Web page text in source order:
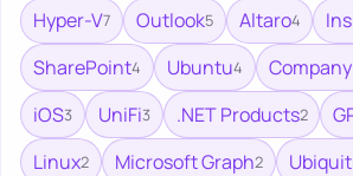
Hyper-V7 Outlook5 Altaro4
SharePoint4 Ubuntu4
iOS3 UniFi3 .NET Products2
Linux2 Microsoft Graph2